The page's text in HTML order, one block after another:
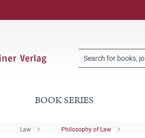
BOOK SERIES
Law Philosophy of Law